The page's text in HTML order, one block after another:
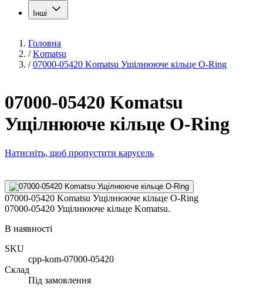
Інші
Головна
/ Komatsu
/ 07000-05420 Komatsu Ущілнююче кільце O-Ring
07000-05420 Komatsu
Ущілнююче кільце O-Ring
Натисніть, щоб пропустити карусель
07000-05420 Komatsu Ущілнююче кільце O-Ring
07000-05420 Ущілнююче кільце Komatsu.
В наявності
SKU
cpp-kom-07000-05420
Склад
Під замовлення